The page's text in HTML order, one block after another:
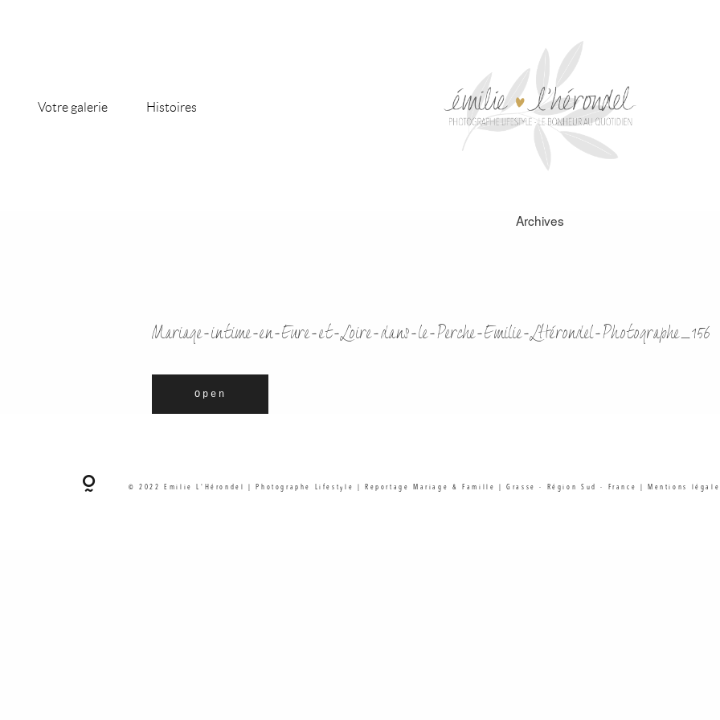
Votre galerie Histoires
Archives
Mariage-intime-en-Eure-et-Loire-dans-le-Perche-Emilie-LHérondel-Photographe_156
Open
© 2022 Emilie L'Hérondel | Photographe Lifestyle | Reportage Mariage & Famille | Grasse - Région Sud - France | Mentions